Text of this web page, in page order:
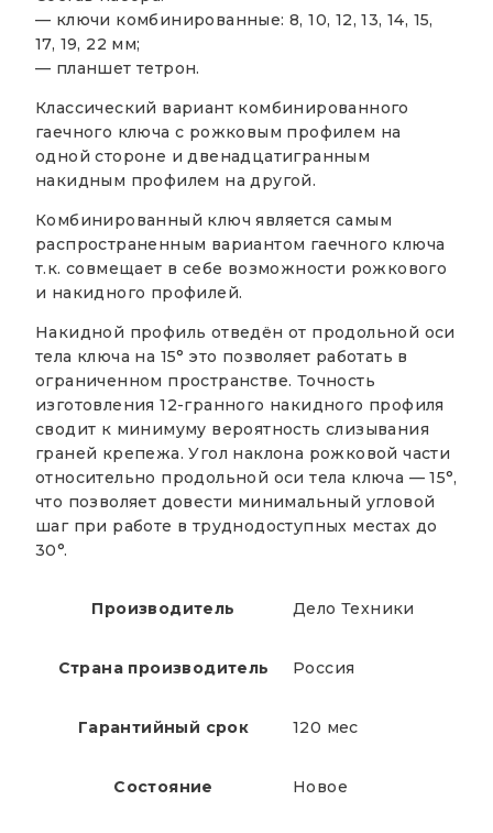
— ключи комбинированные: 8, 10, 12, 13, 14, 15,
17, 19, 22 мм;
— планшет тетрон.
Классический вариант комбинированного
гаечного ключа с рожковым профилем на
одной стороне и двенадцатигранным
накидным профилем на другой.
Комбинированный ключ является самым
распространенным вариантом гаечного ключа
т.к. совмещает в себе возможности рожкового
и накидного профилей.
Накидной профиль отведён от продольной оси
тела ключа на 15° это позволяет работать в
ограниченном пространстве. Точность
изготовления 12-гранного накидного профиля
сводит к минимуму вероятность слизывания
граней крепежа. Угол наклона рожковой части
относительно продольной оси тела ключа — 15°,
что позволяет довести минимальный угловой
шаг при работе в труднодоступных местах до
30°.
Производитель Дело Техники
Страна производитель Россия
Гарантийный срок 120 мес
Состояние Новое